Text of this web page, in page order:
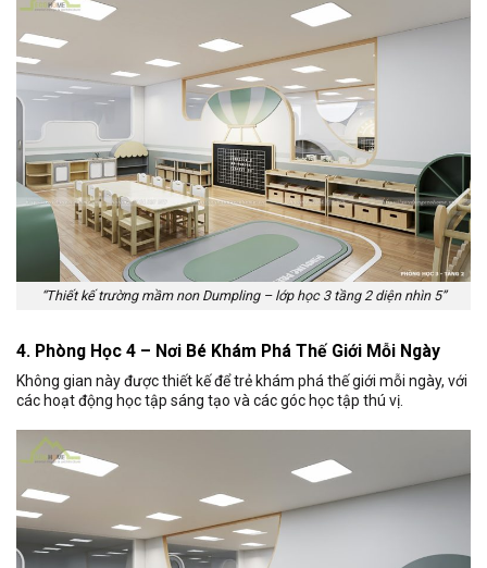
“Thiết kế trường mầm non Dumpling – lớp học 3 tầng 2 diện nhìn 5”
4. Phòng Học 4 – Nơi Bé Khám Phá Thế Giới Mỗi Ngày
Không gian này được thiết kế để trẻ khám phá thế giới mỗi ngày, với
các hoạt động học tập sáng tạo và các góc học tập thú vị.